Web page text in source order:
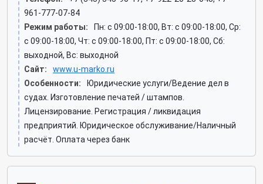
961-777-07-84
Режим работы:
Пн: c 09:00-18:00, Вт: c 09:00-18:00, Ср:
c 09:00-18:00, Чт: c 09:00-18:00, Пт: c 09:00-18:00, Сб:
выходной, Вс: выходной
Сайт:
www.u-marko.ru
Особенности:
Юридические услуги/Ведение дел в
судах. Изготовление печатей / штампов.
Лицензирование. Регистрация / ликвидация
предприятий. Юридическое обслуживание/Наличный
расчёт. Оплата через банк